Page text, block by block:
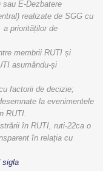
E-Dezbatere
realizate de SGG cu
a priorităților de
membrii RUTI și
asumându-și
factorii de decizie;
la evenimentele
RUTI.
în RUTI, ruti-22ca o
în relația cu
sigla